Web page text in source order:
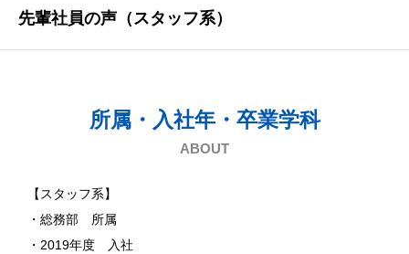
先輩社員の声（スタッフ系）
所属・入社年・卒業学科
ABOUT
【スタッフ系】
・総務部 所属
・2019年度 入社